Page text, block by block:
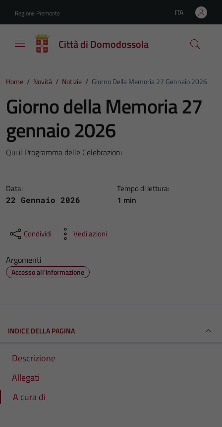
Regione Piemonte Lingua attiva:
ITA
Città di Domodossola
Home / Novità / Notizie / Giorno Della Memoria 27 Gennaio 2026
Giorno della Memoria 27
gennaio 2026
Qui il Programma delle Celebrazioni
Data:
22 Gennaio 2026
Tempo di lettura:
1 min
Condividi Vedi azioni
Argomenti
Accesso all'informazione
INDICE DELLA PAGINA
Descrizione
Allegati
A cura di